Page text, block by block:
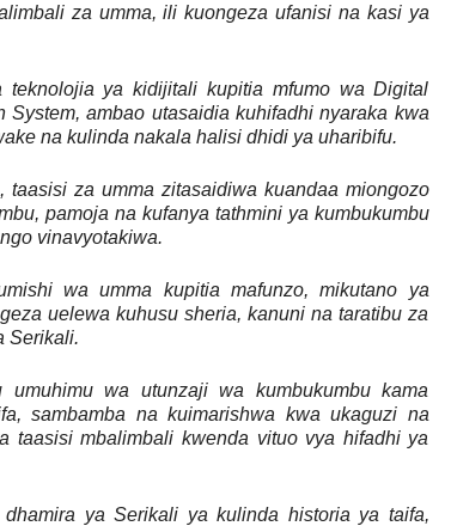
za umma, ili kuongeza ufanisi na kasi ya
teknolojia ya kidijitali kupitia mfumo wa Digital
System, ambao utasaidia kuhifadhi nyaraka kwa
na kulinda nakala halisi dhidi ya uharibifu.
taasisi za umma zitasaidiwa kuandaa miongozo
pamoja na kufanya tathmini ya kumbukumbu
vinavyotakiwa.
wa umma kupitia mafunzo, mikutano ya
uelewa kuhusu sheria, kanuni na taratibu za
Serikali.
umuhimu wa utunzaji wa kumbukumbu kama
sambamba na kuimarishwa kwa ukaguzi na
taasisi mbalimbali kwenda vituo vya hifadhi ya
ya Serikali ya kulinda historia ya taifa,